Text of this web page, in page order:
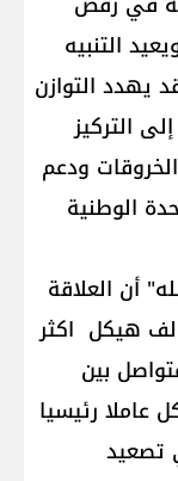
التنبيه
يهدد التوازن
التركيز
ودعم
الوطنية
أن العلاقة
هيكل اكثر
بين
عاملا رئيسيا
تصعيد